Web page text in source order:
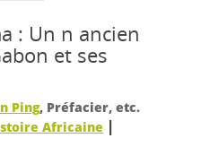
: Un n ancien
et ses
Ping, Préfacier, etc.
Africaine |